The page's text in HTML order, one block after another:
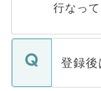
行なって
登録